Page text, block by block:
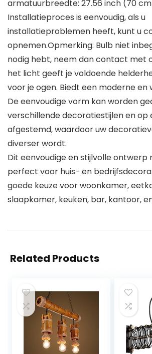
armatuurbreedte: 27.56 inch (70
Installatieproces is eenvoudig, als u
installatieproblemen heeft, kunt u
opnemen.Opmerking: Bulb niet
nodig hebt, neem dan contact met
het licht geeft je voldoende
voor je ogen. Biedt een moderne en
De eenvoudige vorm kan worden
verschillende decoratiestijlen en op
afgestemd, waardoor uw
diverser wordt.
Dit eenvoudige en stijlvolle ontwerp
perfect voor huis- en
goede keuze voor woonkamer,
slaapkamer, keuken, bar, kantoor,
Related Products